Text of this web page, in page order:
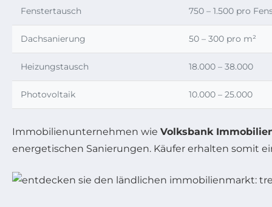
Fenstertausch 750 – 1.500 pro
Dachsanierung 50 – 300 pro m²
Heizungstausch 18.000 – 38.000
Photovoltaik 10.000 – 25.000
Immobilienunternehmen wie Volksbank
energetischen Sanierungen. Käufer erhalten somit